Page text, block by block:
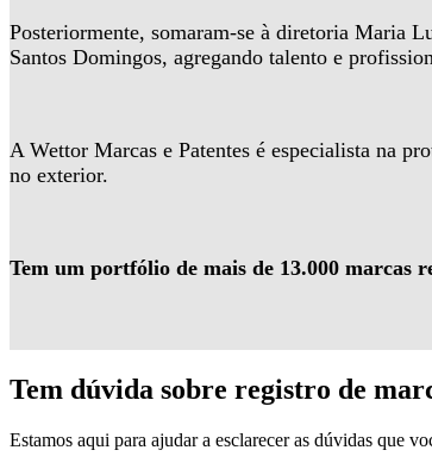
Posteriormente, somaram-se à diretoria Maria
Santos Domingos, agregando talento e
A Wettor Marcas e Patentes é especialista na
no exterior.
Tem um portfólio de mais de 13.000 marcas
Tem dúvida sobre registro de
Estamos aqui para ajudar a esclarecer as dúvidas que